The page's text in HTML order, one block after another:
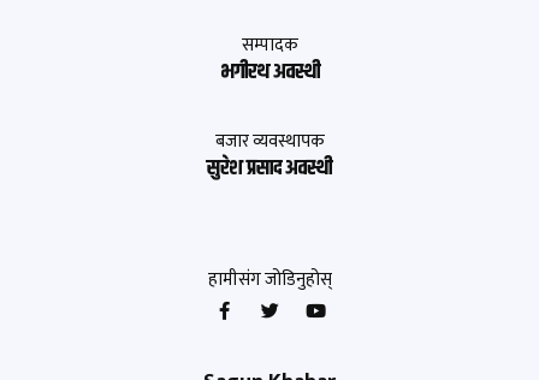
सम्पादक
भगीरथ अवस्थी
बजार व्यवस्थापक
सुरेश प्रसाद अवस्थी
हामीसंग जोडिनुहोस्